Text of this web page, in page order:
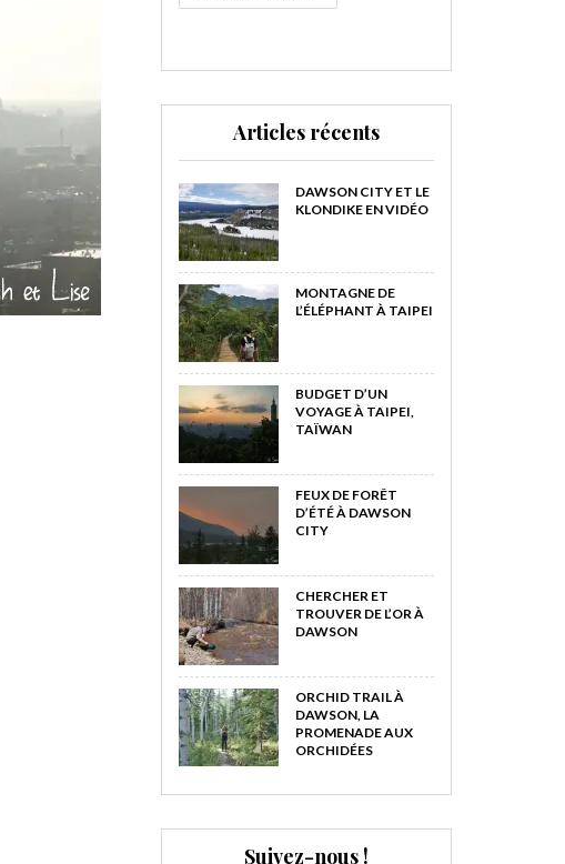
Articles récents
DAWSON CITY ET LE
KLONDIKE EN VIDÉO
MONTAGNE DE
L’ÉLÉPHANT À TAIPEI
BUDGET D’UN
VOYAGE À TAIPEI,
TAÏWAN
FEUX DE FORÊT
D’ÉTÉ À DAWSON
CITY
CHERCHER ET
TROUVER DE L’OR À
DAWSON
ORCHID TRAIL À
DAWSON, LA
PROMENADE AUX
ORCHIDÉES
Suivez-nous !